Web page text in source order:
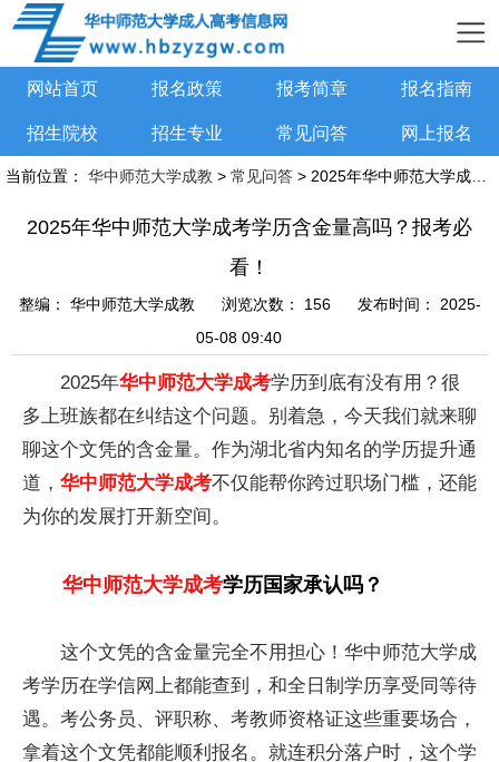
网站首页 报名政策 报考简章 报名指南
招生院校 招生专业 常见问答 网上报名
当前位置： 华中师范大学成教 > 常见问答 > 2025年华中师范大学成考学历含金量高吗？报考必看！
2025年华中师范大学成考学历含金量高吗？报考必
看！
整编： 华中师范大学成教 浏览次数： 156 发布时间：
2025-
05-08 09:40
2025年华中师范大学成考学历到底有没有用？很
多上班族都在纠结这个问题。别着急，今天我们就来聊
聊这个文凭的含金量。作为湖北省内知名的学历提升通
道， 华中师范大学成考不仅能帮你跨过职场门槛，还能
为你的发展打开新空间。
华中师范大学成考学历国家承认吗？
这个文凭的含金量完全不用担心！华中师范大学成
考学历在学信网上都能查到，和全日制学历享受同等待
遇。考公务员、评职称、考教师资格证这些重要场合，
拿着这个文凭都能顺利报名。就连积分落户时，这个学